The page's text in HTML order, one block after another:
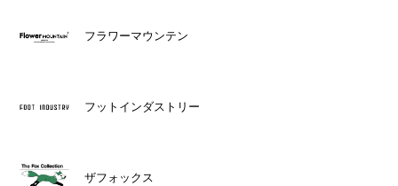
フラワーマウンテン
フットインダストリー
ザフォックス